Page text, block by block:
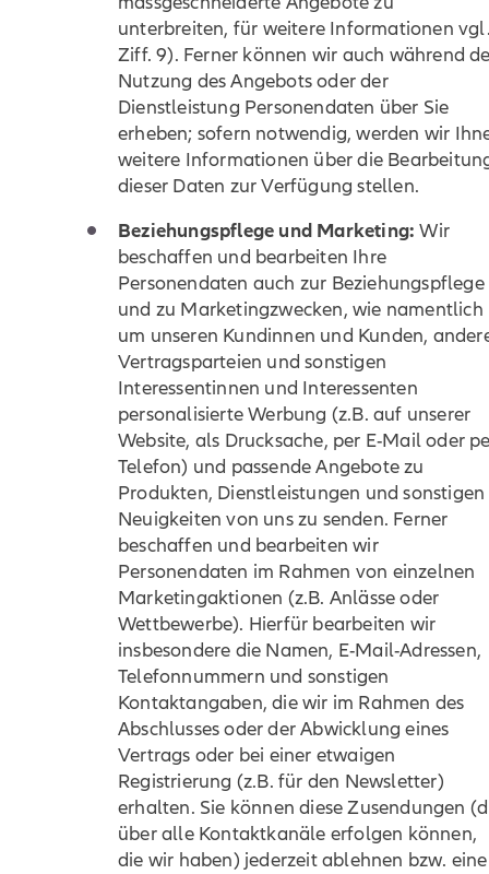
unterbreiten, für weitere Informationen
Ziff. 9). Ferner können wir auch während
Nutzung des Angebots oder der
Dienstleistung Personendaten über Sie
erheben; sofern notwendig, werden wir
weitere Informationen über die
dieser Daten zur Verfügung stellen.
Beziehungspflege und Marketing:Wir
beschaffen und bearbeiten Ihre
Personendaten auch zur Beziehungspflege
und zu Marketingzwecken, wie namentlich
um unseren Kundinnen und Kunden,
Vertragsparteien und sonstigen
Interessentinnen und Interessenten
personalisierte Werbung (z.B. auf unserer
Website, als Drucksache, per E-Mail oder
Telefon) und passende Angebote zu
Produkten, Dienstleistungen und sonstigen
Neuigkeiten von uns zu senden. Ferner
beschaffen und bearbeiten wir
Personendaten im Rahmen von einzelnen
Marketingaktionen (z.B. Anlässe oder
Wettbewerbe). Hierfür bearbeiten wir
insbesondere die Namen, E-Mail-Adressen,
Telefonnummern und sonstigen
Kontaktangaben, die wir im Rahmen des
Abschlusses oder der Abwicklung eines
Vertrags oder bei einer etwaigen
Registrierung (z.B. für den Newsletter)
erhalten. Sie können diese Zusendungen
über alle Kontaktkanäle erfolgen können,
die wir haben) jederzeit ablehnen bzw. eine